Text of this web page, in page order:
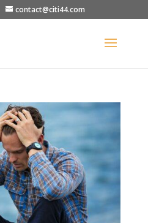
contact@citi44.com